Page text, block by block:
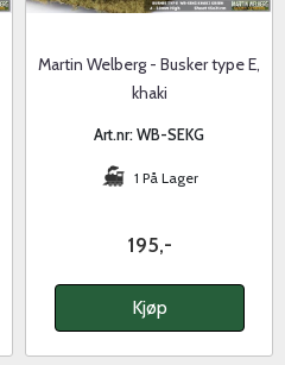
Martin Welberg - Busker type E,
khaki
Art.nr: WB-SEKG
1 På Lager
195,-
Kjøp